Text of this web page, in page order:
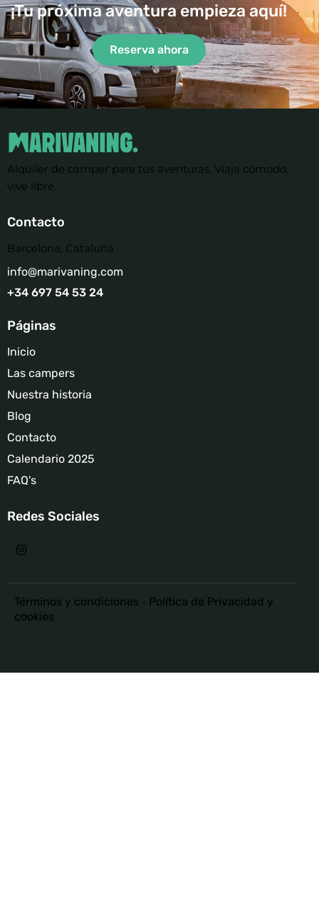
¡Tu próxima aventura empieza aquí!
Reserva ahora
Alquiler de camper para tus aventuras. Viaja cómodo,
vive libre.
Contacto
Barcelona, Cataluña
info@marivaning.com
+34 697 54 53 24‬
Páginas
Inicio
Las campers
Nuestra historia
Blog
Contacto
Calendario 2025
FAQ's
Redes Sociales
Términos y condiciones
Política de Privacidad y
cookies